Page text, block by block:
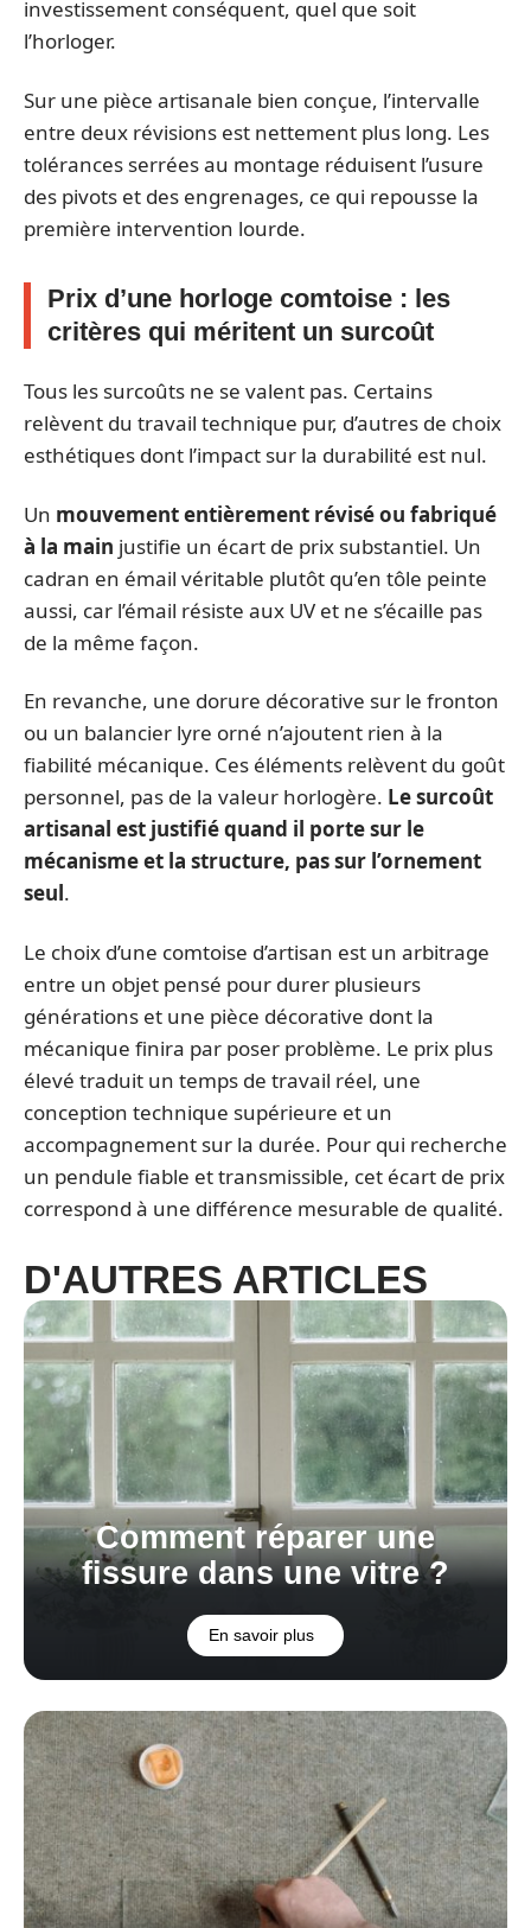
investissement conséquent, quel que soit
l’horloger.
Sur une pièce artisanale bien conçue, l’intervalle
entre deux révisions est nettement plus long. Les
tolérances serrées au montage réduisent l’usure
des pivots et des engrenages, ce qui repousse la
première intervention lourde.
Prix d’une horloge comtoise : les
critères qui méritent un surcoût
Tous les surcoûts ne se valent pas. Certains
relèvent du travail technique pur, d’autres de choix
esthétiques dont l’impact sur la durabilité est nul.
Un mouvement entièrement révisé ou fabriqué
à la main justifie un écart de prix substantiel. Un
cadran en émail véritable plutôt qu’en tôle peinte
aussi, car l’émail résiste aux UV et ne s’écaille pas
de la même façon.
En revanche, une dorure décorative sur le fronton
ou un balancier lyre orné n’ajoutent rien à la
fiabilité mécanique. Ces éléments relèvent du goût
personnel, pas de la valeur horlogère. Le surcoût
artisanal est justifié quand il porte sur le
mécanisme et la structure, pas sur l’ornement
seul.
Le choix d’une comtoise d’artisan est un arbitrage
entre un objet pensé pour durer plusieurs
générations et une pièce décorative dont la
mécanique finira par poser problème. Le prix plus
élevé traduit un temps de travail réel, une
conception technique supérieure et un
accompagnement sur la durée. Pour qui recherche
un pendule fiable et transmissible, cet écart de prix
correspond à une différence mesurable de qualité.
D'AUTRES ARTICLES
Comment réparer une
fissure dans une vitre ?
En savoir plus